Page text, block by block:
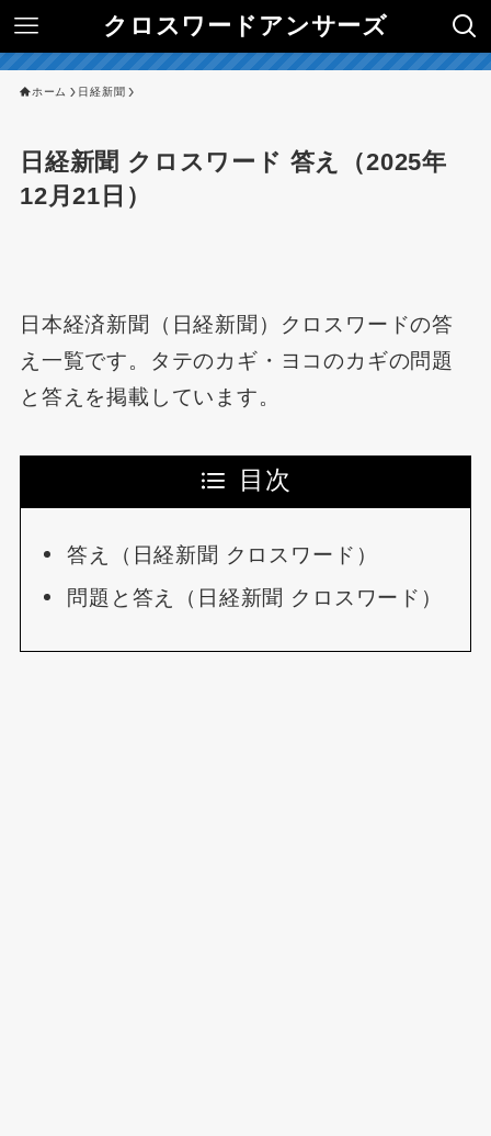
クロスワードアンサーズ
ホーム 日経新聞
日経新聞 クロスワード 答え（2025年
12月21日）
日本経済新聞（日経新聞）クロスワードの答
え一覧です。タテのカギ・ヨコのカギの問題
と答えを掲載しています。
目次
答え（日経新聞 クロスワード）
問題と答え（日経新聞 クロスワード）